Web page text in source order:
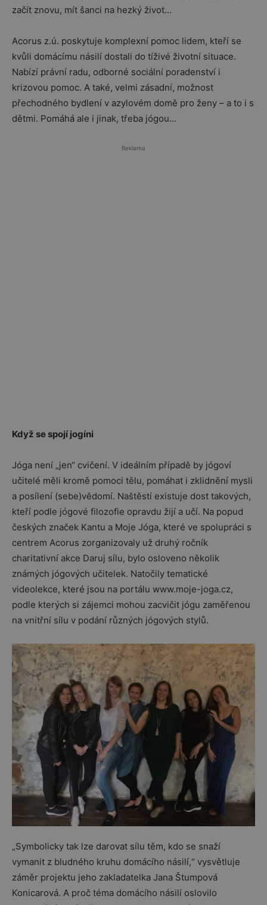
začít znovu, mít šanci na hezký život…
Acorus z.ú. poskytuje komplexní pomoc lidem, kteří se
kvůli domácímu násilí dostali do tíživé životní situace.
Nabízí právní radu, odborné sociální poradenství i
krizovou pomoc. A také, velmi zásadní, možnost
přechodného bydlení v azylovém domě pro ženy – a to i s
dětmi. Pomáhá ale i jinak, třeba jógou…
Reklama
Když se spojí jogíni
Jóga není „jen“ cvičení. V ideálním případě by jógoví
učitelé měli kromě pomoci tělu, pomáhat i zklidnění mysli
a posílení (sebe)vědomí. Naštěstí existuje dost takových,
kteří podle jógové filozofie opravdu žijí a učí. Na popud
českých značek Kantu a Moje Jóga, které ve spolupráci s
centrem Acorus zorganizovaly už druhý ročník
charitativní akce Daruj sílu, bylo osloveno několik
známých jógových učitelek. Natočily tematické
videolekce, které jsou na portálu www.moje-joga.cz,
podle kterých si zájemci mohou zacvičit jógu zaměřenou
na vnitřní sílu v podání různých jógových stylů.
„Symbolicky tak lze darovat sílu těm, kdo se snaží
vymanit z bludného kruhu domácího násilí,“ vysvětluje
záměr projektu jeho zakladatelka Jana Štumpová
Konicarová. A proč téma domácího násilí oslovilo